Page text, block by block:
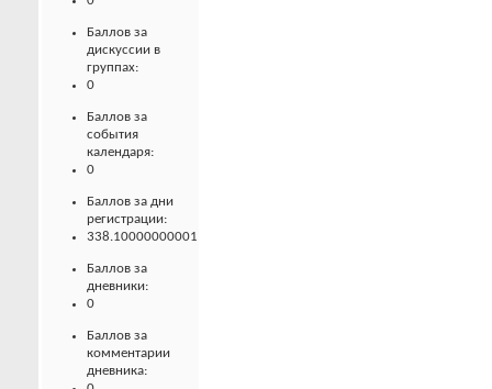
Баллов за
дискуссии в
группах:
0
Баллов за
события
календаря:
0
Баллов за дни
регистрации:
338.10000000001
Баллов за
дневники:
0
Баллов за
комментарии
дневника: